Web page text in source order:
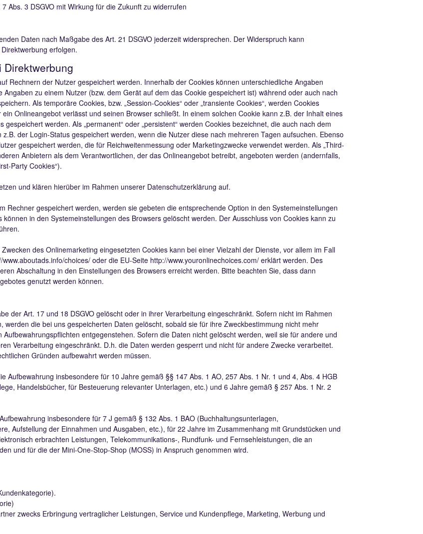
Abs. 3 DSGVO mit Wirkung für die Zukunft zu widerrufen
Daten nach Maßgabe des Art. 21 DSGVO jederzeit widersprechen. Der Widerspruch kann
erfolgen.
Rechnern der Nutzer gespeichert werden. Innerhalb der Cookies können unterschiedliche Angaben
zu einem Nutzer (bzw. dem Gerät auf dem das Cookie gespeichert ist) während oder auch nach
Als temporäre Cookies, bzw. „Session-Cookies“ oder „transiente Cookies“, werden Cookies
Onlineangebot verlässt und seinen Browser schließt. In einem solchen Cookie kann z.B. der Inhalt eines
werden. Als „permanent“ oder „persistent“ werden Cookies bezeichnet, die auch nach dem
der Login-Status gespeichert werden, wenn die Nutzer diese nach mehreren Tagen aufsuchen. Ebenso
gespeichert werden, die für Reichweitenmessung oder Marketingzwecke verwendet werden. Als „Third-
Anbietern als dem Verantwortlichen, der das Onlineangebot betreibt, angeboten werden (andernfalls,
Party Cookies“).
und klären hierüber im Rahmen unserer Datenschutzerklärung auf.
Rechner gespeichert werden, werden sie gebeten die entsprechende Option in den Systemeinstellungen
in den Systemeinstellungen des Browsers gelöscht werden. Der Ausschluss von Cookies kann zu
des Onlinemarketing eingesetzten Cookies kann bei einer Vielzahl der Dienste, vor allem im Fall
www.aboutads.info/choices/ oder die EU-Seite http://www.youronlinechoices.com/ erklärt werden. Des
Abschaltung in den Einstellungen des Browsers erreicht werden. Bitte beachten Sie, dass dann
genutzt werden können.
der Art. 17 und 18 DSGVO gelöscht oder in ihrer Verarbeitung eingeschränkt. Sofern nicht im Rahmen
die bei uns gespeicherten Daten gelöscht, sobald sie für ihre Zweckbestimmung nicht mehr
entgegenstehen. Sofern die Daten nicht gelöscht werden, weil sie für andere und
Verarbeitung eingeschränkt. D.h. die Daten werden gesperrt und nicht für andere Zwecke verarbeitet.
Gründen aufbewahrt werden müssen.
Aufbewahrung insbesondere für 10 Jahre gemäß §§ 147 Abs. 1 AO, 257 Abs. 1 Nr. 1 und 4, Abs. 4 HGB
Handelsbücher, für Besteuerung relevanter Unterlagen, etc.) und 6 Jahre gemäß § 257 Abs. 1 Nr. 2
insbesondere für 7 J gemäß § 132 Abs. 1 BAO (Buchhaltungsunterlagen,
Aufstellung der Einnahmen und Ausgaben, etc.), für 22 Jahre im Zusammenhang mit Grundstücken und
erbrachten Leistungen, Telekommunikations-, Rundfunk- und Fernsehleistungen, die an
und für die der Mini-One-Stop-Shop (MOSS) in Anspruch genommen wird.
zwecks Erbringung vertraglicher Leistungen, Service und Kundenpflege, Marketing, Werbung und